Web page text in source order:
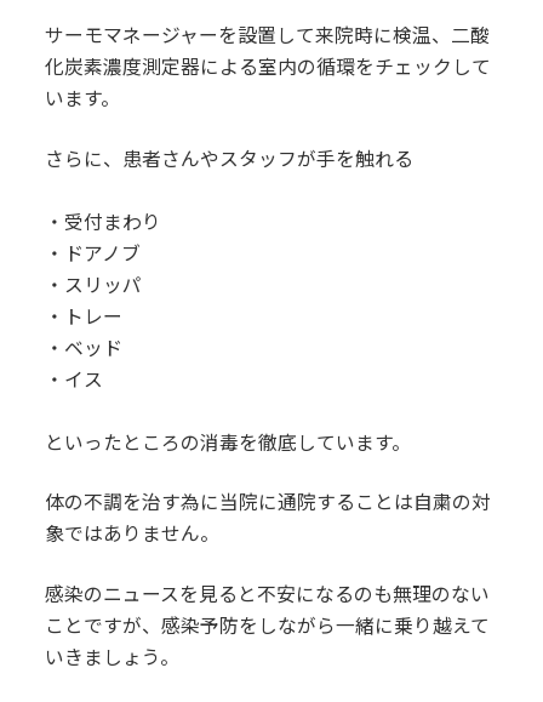
サーモマネージャーを設置して来院時に検温、二酸
化炭素濃度測定器による室内の循環をチェックして
います。
さらに、患者さんやスタッフが手を触れる
・受付まわり
・ドアノブ
・スリッパ
・トレー
・ベッド
・イス
といったところの消毒を徹底しています。
体の不調を治す為に当院に通院することは自粛の対
象ではありません。
感染のニュースを見ると不安になるのも無理のない
ことですが、感染予防をしながら一緒に乗り越えて
いきましょう。